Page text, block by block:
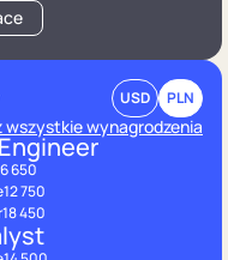
USD PLN
wszystkie wynagrodzenia
6 650
12 750
18 450